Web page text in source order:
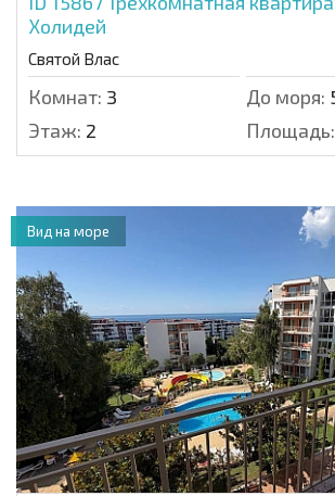
Холидей
Святой Влас
Комнат: 3 До моря:
Этаж: 2 Площадь:
Вид на море